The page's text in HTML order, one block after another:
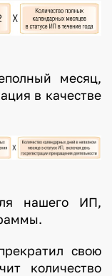
месяц,
в качестве
нашего ИП,
свою
количество